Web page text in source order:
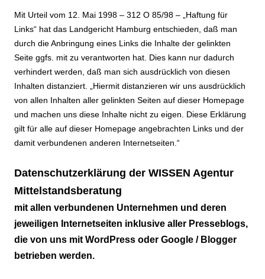
Mit Urteil vom 12. Mai 1998 – 312 O 85/98 – „Haftung für
Links“ hat das Landgericht Hamburg entschieden, daß man
durch die Anbringung eines Links die Inhalte der gelinkten
Seite ggfs. mit zu verantworten hat. Dies kann nur dadurch
verhindert werden, daß man sich ausdrücklich von diesen
Inhalten distanziert. „Hiermit distanzieren wir uns ausdrücklich
von allen Inhalten aller gelinkten Seiten auf dieser Homepage
und machen uns diese Inhalte nicht zu eigen. Diese Erklärung
gilt für alle auf dieser Homepage angebrachten Links und der
damit verbundenen anderen Internetseiten.“
Datenschutzerklärung der WISSEN Agentur
Mittelstandsberatung
mit allen verbundenen Unternehmen und deren
jeweiligen Internetseiten inklusive aller Presseblogs,
die von uns mit WordPress oder Google / Blogger
betrieben werden.